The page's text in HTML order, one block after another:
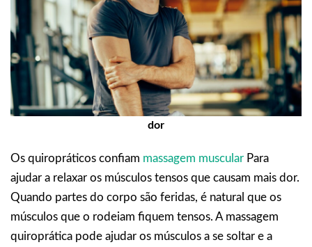
dor
Os quiropráticos confiam massagem muscular Para
ajudar a relaxar os músculos tensos que causam mais dor.
Quando partes do corpo são feridas, é natural que os
músculos que o rodeiam fiquem tensos. A massagem
quiroprática pode ajudar os músculos a se soltar e a